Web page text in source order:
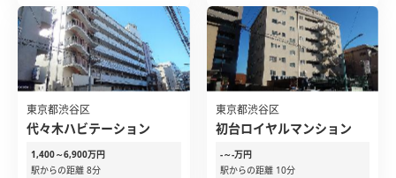
東京都渋谷区
代々木ハビテーション
1,400～6,900万円
駅からの距離 8分
東京都渋谷区
初台ロイヤルマンション
-～-万円
駅からの距離 10分